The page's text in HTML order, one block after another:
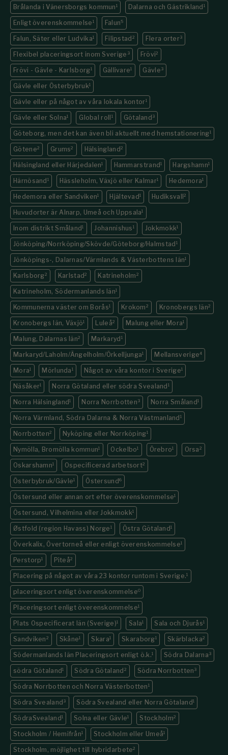
Brålanda i Vänersborgs kommun 1 Dalarna och Gästrikland 1
Enligt överenskommelse 1 Falun5
Falun, Säter eller Ludvika1 Filipstad 2 Flera orter3
Flexibel placeringsort inom Sverige 3 Frövi2
Frövi - Gävle - Karlsborg1 Gällivare1 Gävle 3
Gävle eller Österbybruk1
Gävle eller på något av våra lokala kontor1
Gävle eller Solna1 Global roll 1 Götaland 3
Göteborg, men det kan även bli aktuellt med hemstationering1
Götene2 Grums2 Hälsingland 2
Hälsingland eller Härjedalen1 Hammarstrand1 Hargshamn1
Härnösand 1 Hässleholm, Växjö eller Kalmar1 Hedemora1
Hedemora eller Sandviken1 Hjältevad1 Hudiksvall2
Huvudorter är Alnarp, Umeå och Uppsala1
Inom distrikt Småland1 Johannishus 1 Jokkmokk1
Jönköping/Norrköping/Skövde/Göteborg/Halmstad 1
Jönköpings-, Dalarnas/Värmlands & Västerbottens län1
Karlsborg2 Karlstad2 Katrineholm 2
Katrineholm, Södermanlands län1
Kommunerna väster om Borås1 Krokom 2 Kronobergs län2
Kronobergs län, Växjö1 Luleå2 Malung eller Mora1
Malung, Dalarnas län2 Markaryd 1
Markaryd/Laholm/Ängelholm/Örkelljunga1 Mellansverige4
Mora1 Mörlunda 1 Något av våra kontor i Sverige1
Näsåker1 Norra Götaland eller södra Svealand 1
Norra Hälsingland1 Norra Norrbotten 3 Norra Småland1
Norra Värmland, Södra Dalarna & Norra Västmanland 1
Norrbotten2 Nyköping eller Norrköping1
Nymölla, Bromölla kommun1 Ockelbo1 Örebro1 Orsa 2
Oskarshamn1 Ospecificerad arbetsort2
Österbybruk/Gävle1 Östersund 6
Östersund eller annan ort efter överenskommelse1
Östersund, Vilhelmina eller Jokkmokk1
Østfold (region Havass) Norge 1 Östra Götaland1
Överkalix, Övertorneå eller enligt överenskommelse1
Perstorp1 Piteå2
Placering på något av våra 23 kontor runtom i Sverige.1
placeringsort enligt överenskommelse0
Placeringsort enligt överenskommelse1
Plats Ospecificerat län (Sverige)1 Sala1 Sala och Djurås1
Sandviken 2 Skåne1 Skara1 Skaraborg1 Skärblacka2
Södermanlands län Placeringsort enligt ö.k.1 Södra Dalarna 3
södra Götaland1 Södra Götaland 2 Södra Norrbotten 3
Södra Norrbotten och Norra Västerbotten 1
Södra Svealand 3 Södra Svealand eller Norra Götaland 1
SödraSvealand 1 Solna eller Gävle1 Stockholm2
Stockholm / Hemifrån1 Stockholm eller Umeå1
Stockholm, möjlighet till hybridarbete2